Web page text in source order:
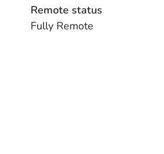
Remote status
Fully Remote